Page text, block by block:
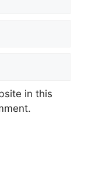
in this